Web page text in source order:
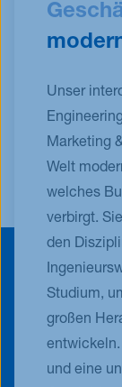
Unser
Marketing
Welt
welches
verbirgt.
den
Studium,
großen
und eine